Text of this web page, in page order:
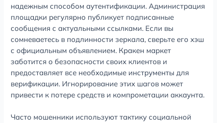
надежным способом аутентификации. Администрация
площадки регулярно публикует подписанные
сообщения с актуальными ссылками. Если вы
сомневаетесь в подлинности зеркала, сверьте его хэш
с официальным объявлением. Кракен маркет
заботится о безопасности своих клиентов и
предоставляет все необходимые инструменты для
верификации. Игнорирование этих шагов может
привести к потере средств и компрометации аккаунта.
Часто мошенники используют тактику социальной